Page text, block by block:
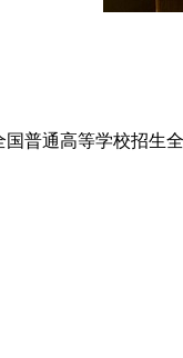
国普通高等学校招生